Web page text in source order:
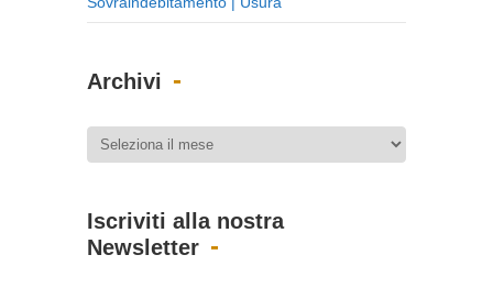
Archivi
Iscriviti alla nostra
Newsletter